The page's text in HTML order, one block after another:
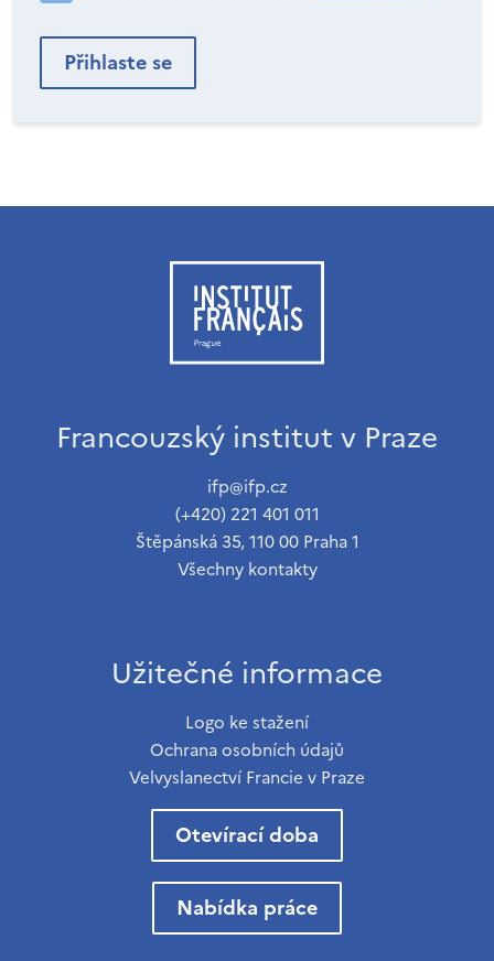
Francouzský institut v Praze
ifp@ifp.cz
(+420) 221 401 011
Štěpánská 35, 110 00 Praha 1
Všechny kontakty
Užitečné informace
Logo ke stažení
Ochrana osobních údajů
Velvyslanectví Francie v Praze
Otevírací doba
Nabídka práce